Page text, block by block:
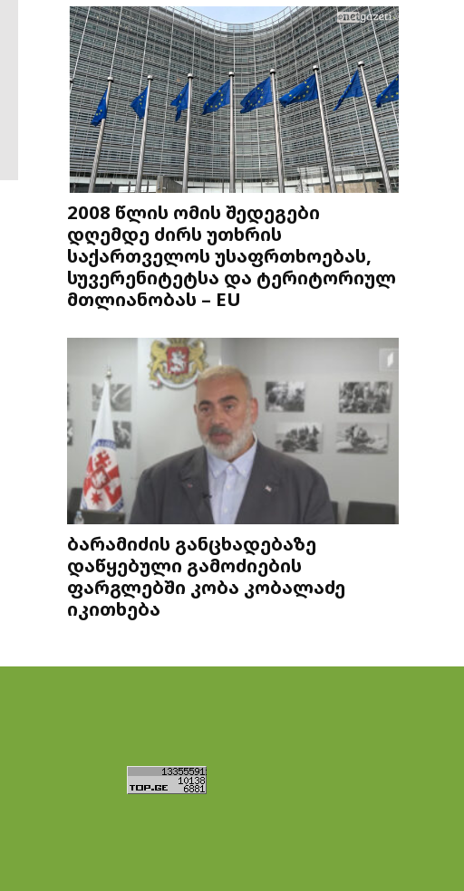
2008 წლის ომის შედეგები
დღემდე ძირს უთხრის
საქართველოს უსაფრთხოებას,
სუვერენიტეტსა და ტერიტორიულ
მთლიანობას – EU
ბარამიძის განცხადებაზე
დაწყებული გამოძიების
ფარგლებში კობა კობალაძე
იკითხება